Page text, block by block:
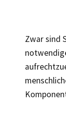
Zwar sind